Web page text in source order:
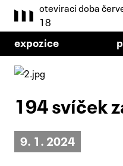
otevírací doba
18
expozice
194 svíček
9. 1. 2024